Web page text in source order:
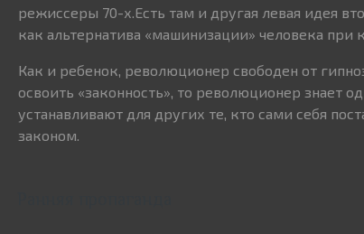
режиссеры 70-х.Есть там и другая левая идея
как альтернатива «машинизации» человека при
Как и ребенок, революционер свободен от
освоить «законность», то революционер знает
устанавливают для других те, кто сами себя
законом.